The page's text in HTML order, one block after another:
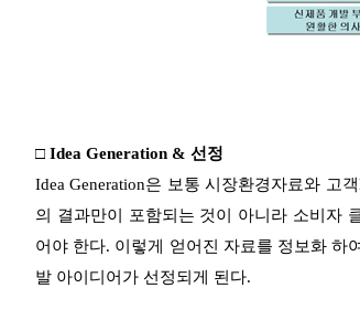
□ Idea Generation & 선정
Idea Generation은 보통 시장환경자료와 고
의 결과만이 포함되는 것이 아니라 소비자
어야 한다. 이렇게 얻어진 자료를 정보화 하
발 아이디어가 선정되게 된다.